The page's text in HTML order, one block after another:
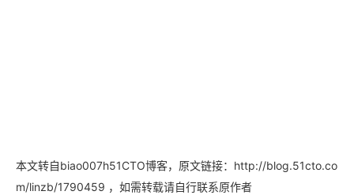
本文转自biao007h51CTO博客，原文链接：http://blog.51cto.co
m/linzb/1790459 ，如需转载请自行联系原作者